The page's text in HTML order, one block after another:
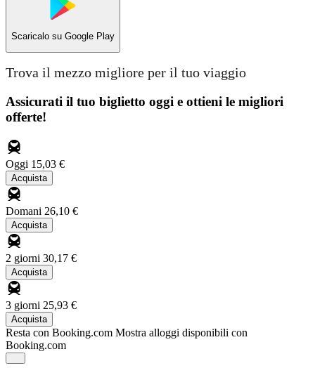
Scaricalo su Google Play
Trova il mezzo migliore per il tuo viaggio
Assicurati il ​​tuo biglietto oggi e ottieni le migliori
offerte!
Oggi 15,03 €
Acquista
Domani 26,10 €
Acquista
2 giorni 30,17 €
Acquista
3 giorni 25,93 €
Acquista
Resta con Booking.com Mostra alloggi disponibili con
Booking.com